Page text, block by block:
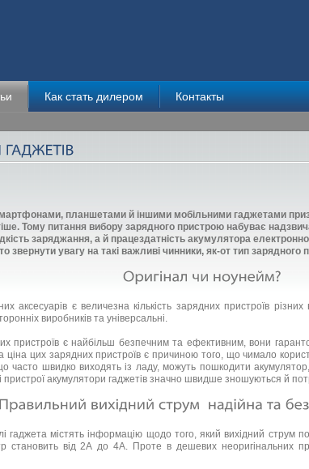
Как стать дилером Контакты
планшетами й іншими мобільними гаджетами
Тому питання вибору зарядного пристрою набуває
заряджання, а й працездатність акумулятора
звернути увагу на такі важливі чинники, як-от тип
аксесуарів є величезна кількість зарядних пристроїв
виробників та універсальні.
пристроїв є найбільш безпечним та ефективним, вони
ціна цих зарядних пристроїв є причиною того, що чимало
швидко виходять із ладу, можуть пошкодити акумулятор,
пристрої акумулятори гаджетів значно швидше зношуються й
гаджета містять інформацію щодо того, який вихідний
становить від 2А до 4А. Проте в дешевих неоригінальних